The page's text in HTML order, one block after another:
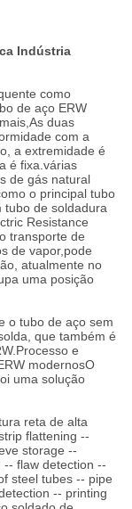
Indústria
como
de aço ERW
duas
com a
a extremidade é
é fixa.várias
de gás natural
o principal tubo
tubo de soldadura
Resistance
transporte de
de vapor,pode
atualmente no
uma posição
o tubo de aço sem
que também é
e
modernosO
uma solução
reta de alta
flattening --
storage --
flaw detection --
steel tubes -- pipe
-- printing